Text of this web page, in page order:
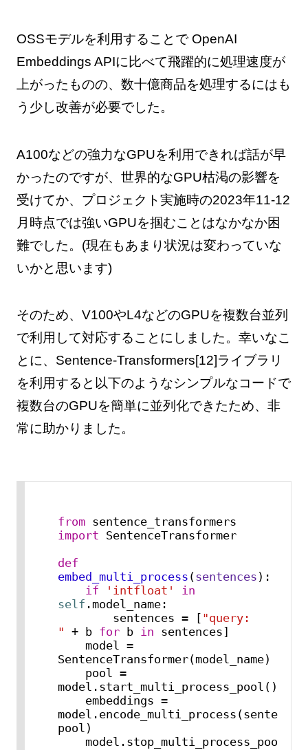
OSSモデルを利用することで OpenAI
Embeddings APIに比べて飛躍的に処理速度が
上がったものの、数十億商品を処理するにはも
う少し改善が必要でした。
A100などの強力なGPUを利用できれば話が早
かったのですが、世界的なGPU枯渇の影響を
受けてか、プロジェクト実施時の2023年11-12
月時点では強いGPUを掴むことはなかなか困
難でした。(現在もあまり状況は変わっていな
いかと思います)
そのため、V100やL4などのGPUを複数台並列
で利用して対応することにしました。幸いなこ
とに、Sentence-Transformers[12]ライブラリ
を利用すると以下のようなシンプルなコードで
複数台のGPUを簡単に並列化できたため、非
常に助かりました。
from
import SentenceTransformer
def
embed_multi_process (sentences ):
if
'intfloat'
in
self .model_name:
sentences = [ "query:
" + b for b in sentences]
model =
SentenceTransformer(model_name)
pool =
model.start_multi_process_pool()
embeddings =
pool)